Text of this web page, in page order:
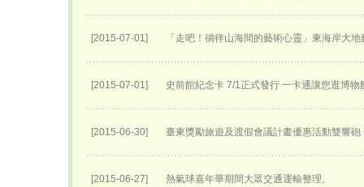
[2015-07-01] 「走吧！徜徉山海間的藝術心靈」東海岸大
[2015-07-01] 史前館紀念卡 7/1正式發行 一卡通讓您逛博物
[2015-06-30] 臺東獎勵旅遊及渡假會議計畫優惠活動雙響砲
[2015-06-27] 熱氣球嘉年華期間大眾交通運輸整理。